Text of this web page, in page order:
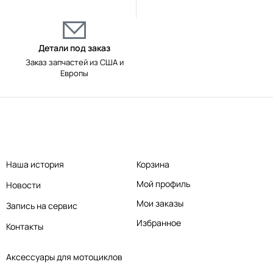
Детали под заказ
Заказ запчастей из США и
Европы
Аксессуары для мотоциклов
Наша история
Новости
Запись на сервис
Контакты
Корзина
Мой профиль
Мои заказы
Избранное